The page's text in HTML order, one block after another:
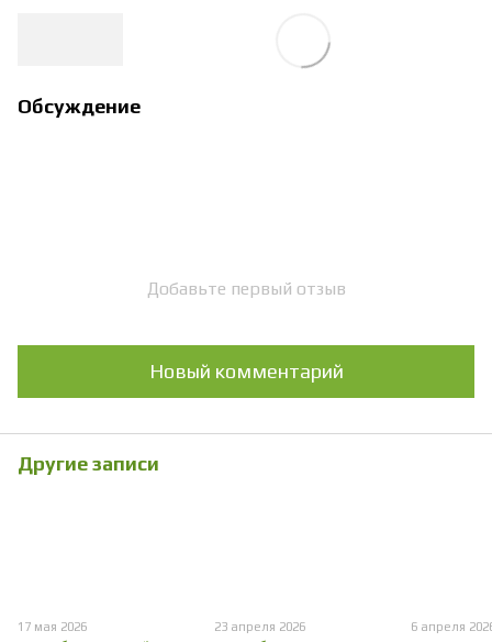
Обсуждение
Добавьте первый отзыв
Новый комментарий
Другие записи
17 мая 2026 23 апреля 2026 6 апреля